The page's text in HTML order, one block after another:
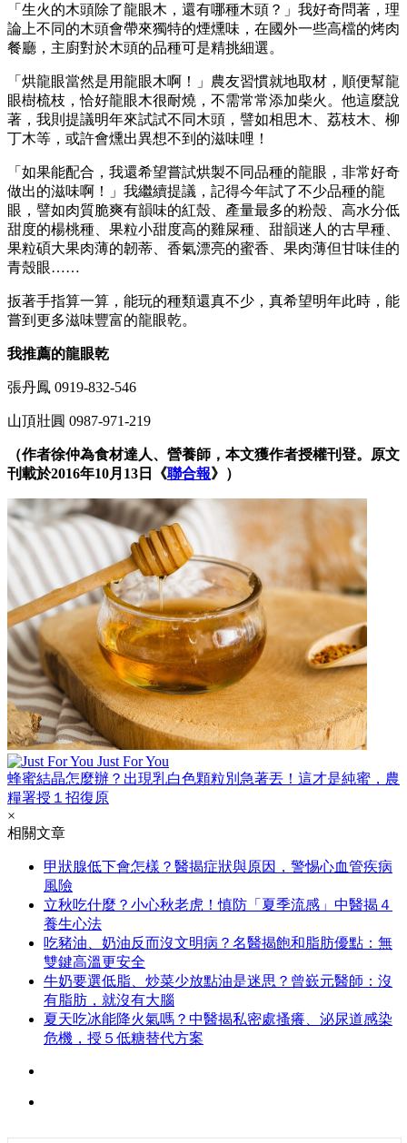
「生火的木頭除了龍眼木，還有哪種木頭？」我好奇問著，理
論上不同的木頭會帶來獨特的煙燻味，在國外一些高檔的烤肉
餐廳，主廚對於木頭的品種可是精挑細選。
「烘龍眼當然是用龍眼木啊！」農友習慣就地取材，順便幫龍
眼樹梳枝，恰好龍眼木很耐燒，不需常常添加柴火。他這麼說
著，我則提議明年來試試不同木頭，譬如相思木、荔枝木、柳
丁木等，或許會燻出異想不到的滋味哩！
「如果能配合，我還希望嘗試烘製不同品種的龍眼，非常好奇
做出的滋味啊！」我繼續提議，記得今年試了不少品種的龍
眼，譬如肉質脆爽有韻味的紅殼、產量最多的粉殼、高水分低
甜度的楊桃種、果粒小甜度高的雞屎種、甜韻迷人的古早種、
果粒碩大果肉薄的韌蒂、香氣漂亮的蜜香、果肉薄但甘味佳的
青殼眼……
扳著手指算一算，能玩的種類還真不少，真希望明年此時，能
嘗到更多滋味豐富的龍眼乾。
我推薦的龍眼乾
張丹鳳 0919-832-546
山頂壯圓 0987-971-219
（作者徐仲為食材達人、營養師，本文獲作者授權刊登。原文
刊載於2016年10月13日《聯合報》）
Just For You
蜂蜜結晶怎麼辦？出現乳白色顆粒別急著丟！這才是純蜜，農
糧署授１招復原
×
相關文章
甲狀腺低下會怎樣？醫揭症狀與原因，警惕心血管疾病
風險
立秋吃什麼？小心秋老虎！慎防「夏季流感」中醫揭４
養生心法
吃豬油、奶油反而沒文明病？名醫揭飽和脂肪優點：無
雙鍵高溫更安全
牛奶要選低脂、炒菜少放點油是迷思？曾嶔元醫師：沒
有脂肪，就沒有大腦
夏天吃冰能降火氣嗎？中醫揭私密處搔癢、泌尿道感染
危機，授５低糖替代方案